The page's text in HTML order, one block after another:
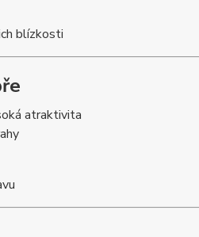
blízkosti
atraktivita